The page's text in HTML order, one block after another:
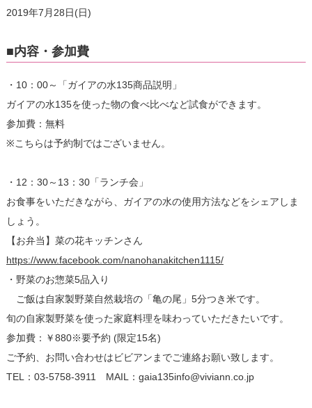
2019年7月28日(日)
■内容・参加費
・10：00～「ガイアの水135商品説明」
ガイアの水135を使った物の食べ比べなど試食ができます。
参加費：無料
※こちらは予約制ではございません。
・12：30～13：30「ランチ会」
お食事をいただきながら、ガイアの水の使用方法などをシェアしま
しょう。
【お弁当】菜の花キッチンさん
https://www.facebook.com/nanohanakitchen1115/
・野菜のお惣菜5品入り
ご飯は自家製野菜自然栽培の「亀の尾」5分つき米です。
旬の自家製野菜を使った家庭料理を味わっていただきたいです。
参加費：￥880※要予約 (限定15名)
ご予約、お問い合わせはビビアンまでご連絡お願い致します。
TEL：03-5758-3911 MAIL：gaia135info@viviann.co.jp